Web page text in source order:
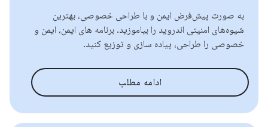
به صورت پیش‌فرض ایمن و با طراحی خصوصی، بهترین
شیوه‌های امنیتی اندروید را بیاموزید. برنامه های ایمن، ایمن و
خصوصی را طراحی، پیاده سازی و توزیع کنید.
ادامه مطلب